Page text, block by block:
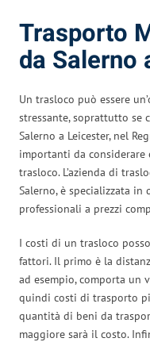
Trasporto
da Salerno
Un trasloco può essere
stressante, soprattutto se
Salerno a Leicester, nel
importanti da considerare
trasloco. L’azienda di
Salerno, è specializzata
professionali a prezzi
I costi di un trasloco
fattori. Il primo è la
ad esempio, comporta
quindi costi di trasporto
quantità di beni da
maggiore sarà il costo.